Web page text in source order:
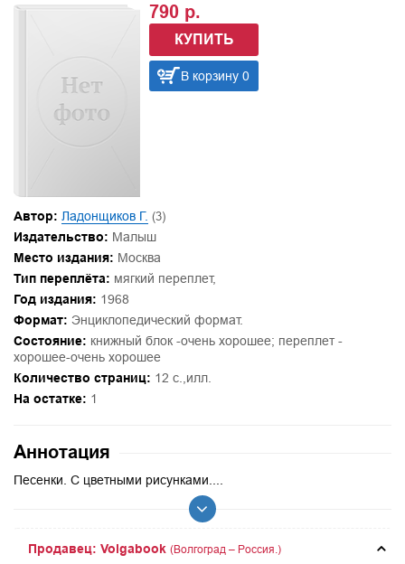
790 р.
КУПИТЬ
В корзину 0
Автор: Ладонщиков Г. (3)
Издательство: Малыш
Место издания: Москва
Тип переплёта: мягкий переплет,
Год издания: 1968
Формат: Энциклопедический формат.
Состояние: книжный блок -очень хорошее; переплет -
хорошее-очень хорошее
Количество страниц: 12 с.,илл.
На остатке: 1
Аннотация
Песенки. С цветными рисунками....
Продавец: Volgabook (Волгоград – Россия.)